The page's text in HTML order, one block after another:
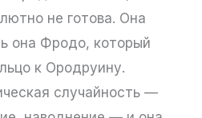
не готова. Она
она Фродо, который
к Ородруину.
случайность —